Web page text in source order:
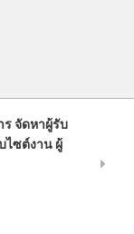
ร จัดหาผู้รับ
ไซต์งาน ผู้